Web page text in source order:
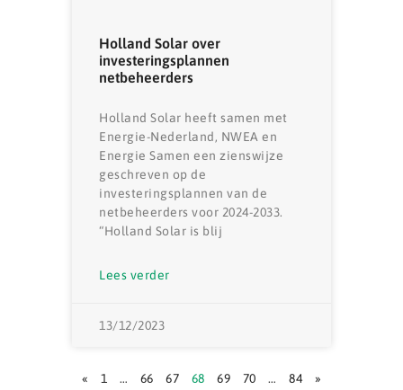
Holland Solar over
investeringsplannen
netbeheerders
Holland Solar heeft samen met
Energie-Nederland, NWEA en
Energie Samen een zienswijze
geschreven op de
investeringsplannen van de
netbeheerders voor 2024-2033.
“Holland Solar is blij
Lees verder
13/12/2023
« 1 … 66 67 68 69 70 … 84 »